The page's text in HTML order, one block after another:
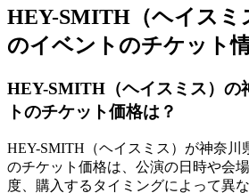
HEY-SMITH（ヘイスミ
のイベントのチケット
HEY-SMITH（ヘイスミス）の
トのチケット価格は？
HEY-SMITH（ヘイスミス）が神奈川
のチケット価格は、公演の日時や会
度、購入するタイミングによって異